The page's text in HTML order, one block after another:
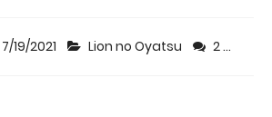
7/19/2021 Lion no Oyatsu 2 comments